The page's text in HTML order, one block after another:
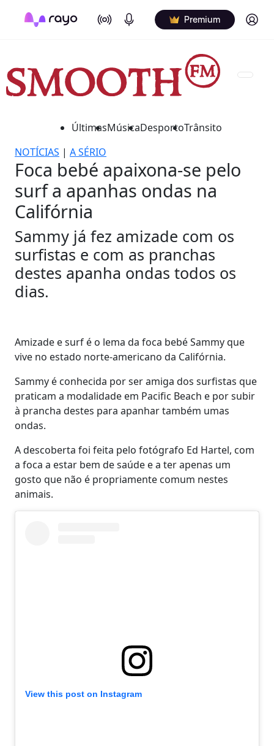
On Air Podcasts Premium Log in
ÚltimasMúsicaDesportoTrânsito
NOTÍCIAS | A SÉRIO
Foca bebé apaixona-se pelo
surf a apanhas ondas na
Califórnia
Sammy já fez amizade com os
surfistas e com as pranchas
destes apanha ondas todos os
dias.
Amizade e surf é o lema da foca bebé Sammy que
vive no estado norte-americano da Califórnia.
Sammy é conhecida por ser amiga dos surfistas que
praticam a modalidade em Pacific Beach e por subir
à prancha destes para apanhar também umas
ondas.
A descoberta foi feita pelo fotógrafo Ed Hartel, com
a foca a estar bem de saúde e a ter apenas um
gosto que não é propriamente comum nestes
animais.
View this post on Instagram